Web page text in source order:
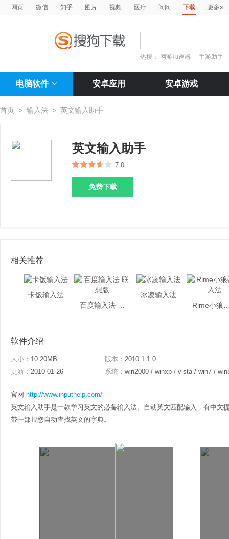
网页 微信 知乎 图片 视频 医疗 问问 下载 更多»
热搜： 网游加速器 手游助手
电脑软件 安卓应用 安卓游戏
首页 > 输入法 > 英文输入助手
英文输入助手
7.0
免费下载
相关推荐
卡饭输入法
冰凌输入法
软件介绍
大小： 10.20MB 版本： 2010.1.1.0
更新： 2010-01-26 系统： win2000 / winxp / vista / win7 /
官网 http://www.inputhelp.com/
英文输入助手是一款学习英文的必备输入法。自动英文匹配输入，有中文
带一部帮您自动查找英文的字典。